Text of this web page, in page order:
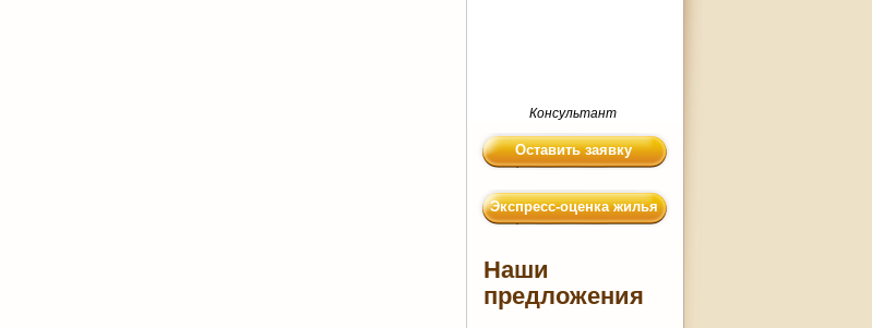
Консультант
Оставить заявку
Экспресс-оценка жилья
Наши
предложения